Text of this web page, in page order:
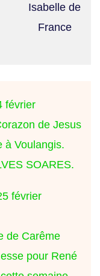
Isabelle de
France
février
de Jesus
à Voulangis.
SOARES.
février
de Carême
pour René